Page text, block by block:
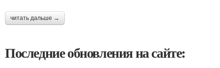
читать дальше →
Последние обновления на сайте: